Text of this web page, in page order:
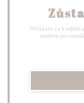
Přihlaste se k
mailem